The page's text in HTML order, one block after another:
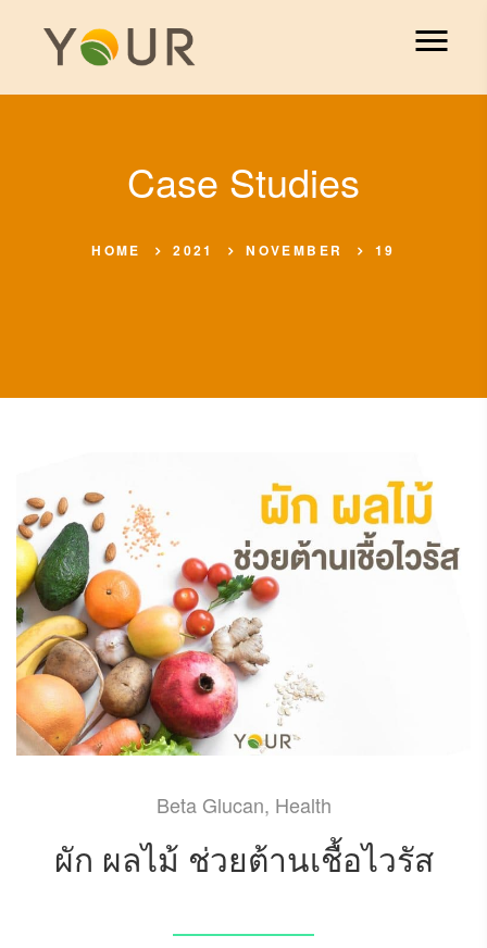
Case Studies
HOME 2021 NOVEMBER 19
Beta Glucan, Health
ผัก ผลไม้ ช่วยต้านเชื้อไวรัส